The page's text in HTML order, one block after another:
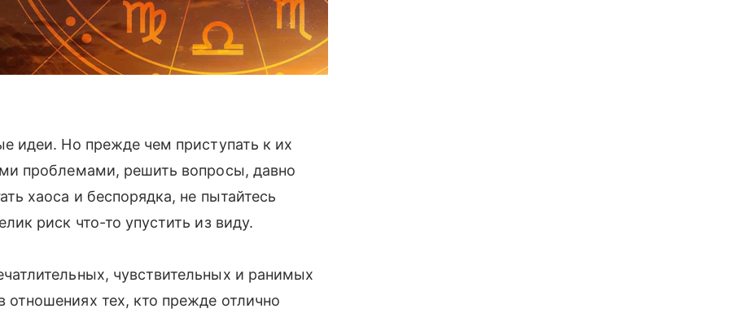
идеи. Но прежде чем приступать к их
проблемами, решить вопросы, давно
хаоса и беспорядка, не пытайтесь
риск что-то упустить из виду.
чувствительных и ранимых
тех, кто прежде отлично